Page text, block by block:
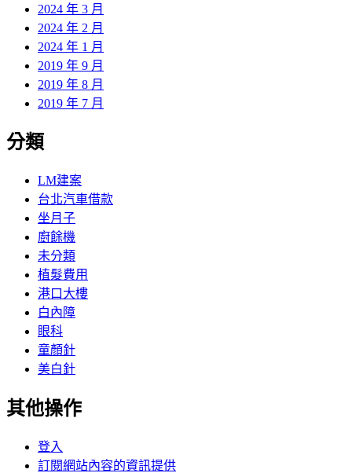
2024 年 3 月
2024 年 2 月
2024 年 1 月
2019 年 9 月
2019 年 8 月
2019 年 7 月
分類
LM建案
台北汽車借款
坐月子
廚餘機
未分類
植髮費用
港口大樓
白內障
眼科
童顏針
美白針
其他操作
登入
訂閱網站內容的資訊提供